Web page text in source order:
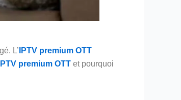
L’ IPTV premium OTT
IPTV premium OTT et pourquoi